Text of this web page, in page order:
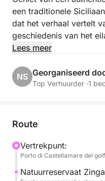
een traditionele
dat het verhaal vertelt
geschiedenis van het
kust van Palermo
De cruise volgt de
stops bij Villa Igiea,
turquoise water en
Tijdens de excursie
van de zee, zwemmen
zonnebaden en
Lees meer
NS Georganiseerd
Top Verhuurder ·1
Route
Vertrekpunt:
Porto di Castellamare del
Natuurreservaat